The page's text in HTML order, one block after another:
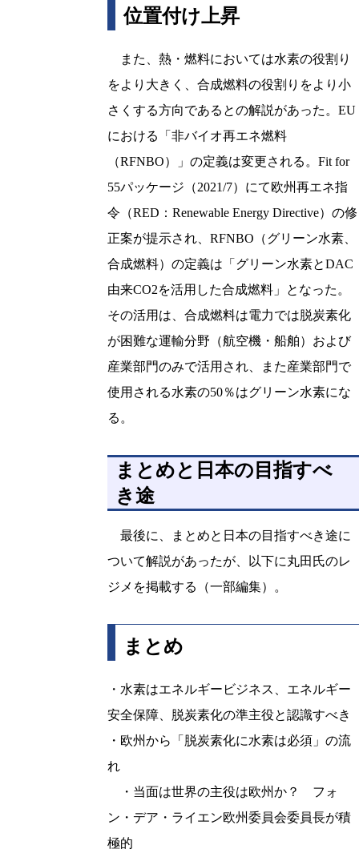
位置付け上昇
また、熱・燃料においては水素の役割り
をより大きく、合成燃料の役割りをより小
さくする方向であるとの解説があった。EU
における「非バイオ再エネ燃料
（RFNBO）」の定義は変更される。Fit for
55パッケージ（2021/7）にて欧州再エネ指
令（RED：Renewable Energy Directive）の修
正案が提示され、RFNBO（グリーン水素、
合成燃料）の定義は「グリーン水素とDAC
由来CO2を活用した合成燃料」となった。
その活用は、合成燃料は電力では脱炭素化
が困難な運輸分野（航空機・船舶）および
産業部門のみで活用され、また産業部門で
使用される水素の50％はグリーン水素にな
る。
まとめと日本の目指すべ
き途
最後に、まとめと日本の目指すべき途に
ついて解説があったが、以下に丸田氏のレ
ジメを掲載する（一部編集）。
まとめ
・水素はエネルギービジネス、エネルギー
安全保障、脱炭素化の準主役と認識すべき
・欧州から「脱炭素化に水素は必須」の流
れ
・当面は世界の主役は欧州か？ フォ
ン・デア・ライエン欧州委員会委員長が積
極的